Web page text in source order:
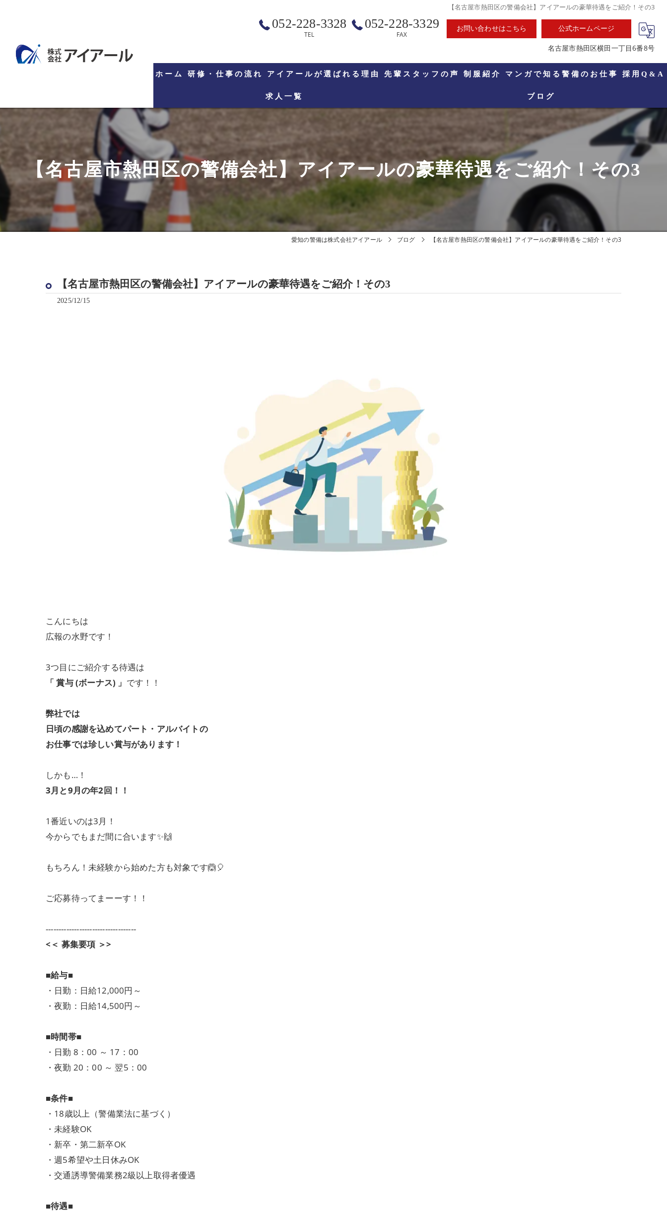
【名古屋市熱田区の警備会社】アイアールの豪華待遇をご紹介！その3
052-228-3328
TEL
052-228-3329
FAX
お問い合わせはこちら 公式ホームページ
名古屋市熱田区横田一丁目6番8号
ホーム 研修・仕事の流れ アイアールが選ばれる理由 先輩スタッフの声 制服紹介 マンガで知る警備のお仕事 採用Q&A
求人一覧 ブログ
【名古屋市熱田区の警備会社】アイアールの豪華待遇をご紹介！その3
愛知の警備は株式会社アイアール ブログ 【名古屋市熱田区の警備会社】アイアールの豪華待遇をご紹介！その3
【名古屋市熱田区の警備会社】アイアールの豪華待遇をご紹介！その3
2025/12/15
こんにちは
広報の水野です！
3つ目にご紹介する待遇は
「 賞与 (ボーナス) 」 です！！
弊社では
日頃の感謝を込めてパート・アルバイトの
お仕事では珍しい賞与があります！
しかも…！
3月と9月の年2回！！
1番近いのは3月！
今からでもまだ間に合います✨🙌
もちろん！未経験から始めた方も対象です🙆🎈
ご応募待ってまーーす！！
-----------------------------------
<＜ 募集要項 ＞>
■給与■
・日勤：日給12,000円～
・夜勤：日給14,500円～
■時間帯■
・日勤 8：00 ～ 17：00
・夜勤 20：00 ～ 翌5：00
■条件■
・18歳以上（警備業法に基づく）
・未経験OK
・新卒・第二新卒OK
・週5希望や土日休みOK
・交通誘導警備業務2級以上取得者優遇
■待遇■